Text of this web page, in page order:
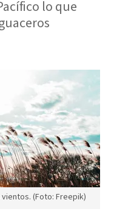
lo que
(Foto: Freepik)